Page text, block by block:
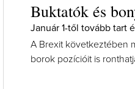
Buktatók és
Január 1-től tovább tart
A Brexit következtében
borok pozícióit is